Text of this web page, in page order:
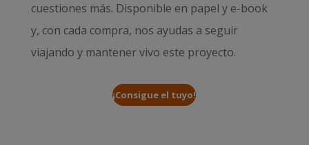
cuestiones más. Disponible en papel y e-book
y, con cada compra, nos ayudas a seguir
viajando y mantener vivo este proyecto.
¡Consigue el tuyo!